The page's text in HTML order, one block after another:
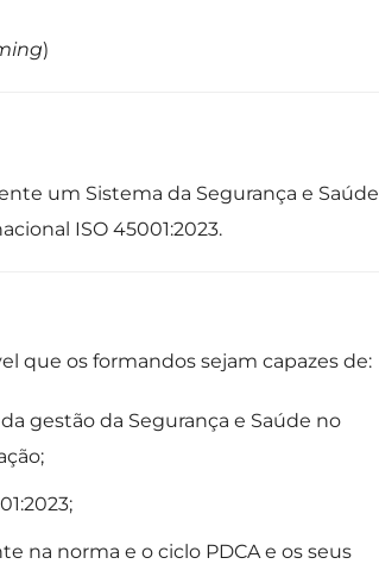
)
um Sistema da Segurança e Saúde
ISO 45001:2023.
que os formandos sejam capazes de:
gestão da Segurança e Saúde no
na norma e o ciclo PDCA e os seus